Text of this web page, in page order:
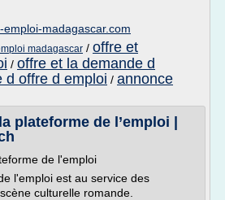
emploi-madagascar.com
madagascar / offre et
/ offre et la demande d
d offre d emploi / annonce
plateforme de l’emploi |
de l'emploi
l'emploi est au service des
culturelle romande.